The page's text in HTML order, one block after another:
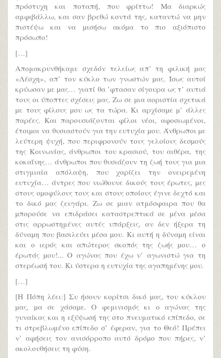
πρόστυχη και ποταπή, που φρίττω! Μα διαρκώς
αμφιβάλλω, και σαν βρεθώ κοντά της, καταντώ να µην
πιστέψω και να µισήσω ακόµα το πιο αξιόπιστο
πρόσωπο!
[…]
Απομακρυνθήκαμε σχεδόν τελείως απ’ τη φιλική µας
«Λέσχη», απ’ τον κύκλο των γνωστών µας. Ίσως αυτοί
κρύωσαν µε µας… γιατί θα ’φτασαν σίγουρα ως τ’ αυτιά
τους οι ύποπτες σχέσεις µας. Ζω σε µια αοριστία σχετικά
µε τους φίλους µου ως τα τώρα. Κι αρχίσαµε µ’ άλλες
παρέες. Και παρουσιάζονται φίλοι νέοι, αφοσιωμένοι,
έτοιµοι να θυσιαστούν για την ευτυχία µου. Άνθρωποι µε
λεύτερη ψυχή, που περιφρονούν τους γελοίους δεσµούς
της Κοινωνίας, άνθρωποι του κρασιού, του αιθέρα, της
κοκαΐνης… άνθρωποι που θυσιάζουν τη ζωή τους για µια
στιγμιαία απόλαψη, που χαρίζει την ονειρεμένη
ευτυχία… άντρες που νιώθουνε δικούς τους έρωτες, µες
στους οµοφύλους τους και στους οποίους έγινε δεχτό και
το δικό µας ζευγάρι. Ζω σε µιαν ατμόσφαιρα που θα
µπορούσε να επιδράσει καταστρεπτικά σε µένα µέσα
στις αρρωστημένες αυτές υπάρξεις, αν δεν ήξερα τη
δύναµη που βασιλεύει µέσα µου. Κι αυτή η δύναµη είναι
και ο ιερός και απώτερος σκοπός της ζωής µου… ο
έρωτάς µου!... Ο αγώνας που έχω ν’ αγωνιστώ για τη
στερέωσή του. Κι ύστερα η ευτυχία της αγαπημένης µου.
[…]
[Η Πόπη λέει:] Συ ήσουν κορίτσι δικό µας, του κύκλου
µας, µα σε χάσαµε. Ο φεμινισμός κι ο αγώνας της
γυναίκας και η εξύψωσή της στο πνευματικό επίπεδο, σε
τι στρεβλωμένο επίπεδο σ’ έφεραν, για το Θεό! Πρέπει
ν’ αφήσεις τον ανισόρροπο αυτό δρόµο που πήρες, ν’
ακολουθήσεις τη φύση.